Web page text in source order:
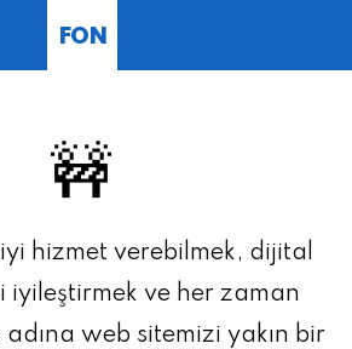
FON
🚧
hizmet verebilmek, dijital
iyileştirmek ve her zaman
web sitemizi yakın bir